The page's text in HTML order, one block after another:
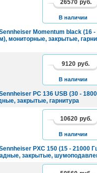
Momentum black (16
мониторные, закрытые,
26570 руб.
В наличии
PC 136 USB (30 -
закрытые, гарнитура
9120 руб.
В наличии
PXC 150 (15 - 21000
закрытые,
10620 руб.
В наличии